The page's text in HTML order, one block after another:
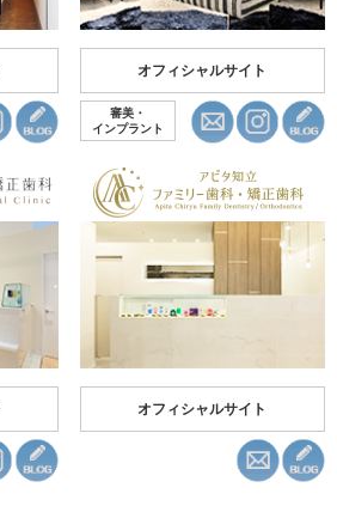
オフィシャルサイト
審美・
インプラント
オフィシャルサイト